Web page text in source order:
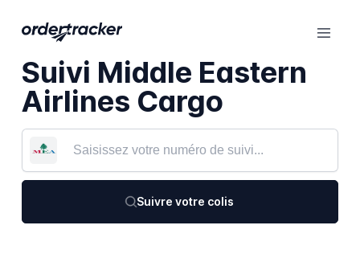
Suivi Middle Eastern
Airlines Cargo
Suivre votre colis